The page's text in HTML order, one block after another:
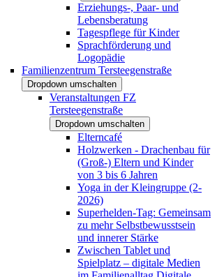
Erziehungs-, Paar- und
Lebensberatung
Tagespflege für Kinder
Sprachförderung und
Logopädie
Familienzentrum Tersteegenstraße
Dropdown umschalten
Veranstaltungen FZ
Tersteegenstraße
Dropdown umschalten
Elterncafé
Holzwerken - Drachenbau für
(Groß-) Eltern und Kinder
von 3 bis 6 Jahren
Yoga in der Kleingruppe (2-
2026)
Superhelden-Tag: Gemeinsam
zu mehr Selbstbewusstsein
und innerer Stärke
Zwischen Tablet und
Spielplatz – digitale Medien